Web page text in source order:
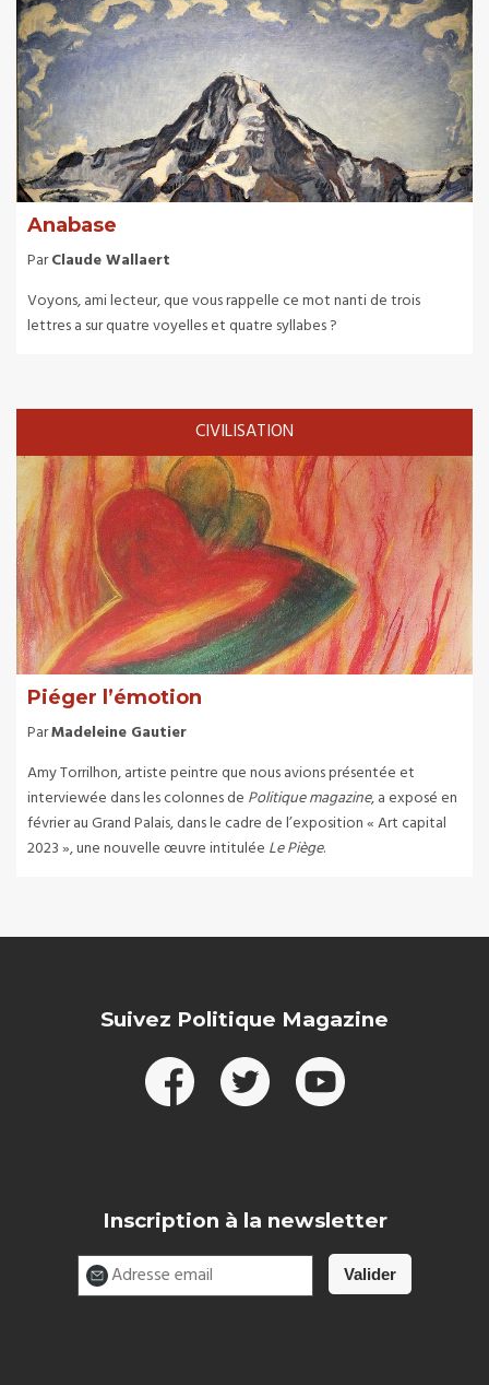
Anabase
ParClaude Wallaert
Voyons, ami lecteur, que vous rappelle ce mot nanti de trois
lettres a sur quatre voyelles et quatre syllabes ?
CIVILISATION
Piéger l’émotion
ParMadeleine Gautier
Amy Torrilhon, artiste peintre que nous avions présentée et
interviewée dans les colonnes de Politique magazine, a exposé en
février au Grand Palais, dans le cadre de l’exposition « Art capital
2023 », une nouvelle œuvre intitulée Le Piège.
Suivez Politique Magazine
Inscription à la newsletter